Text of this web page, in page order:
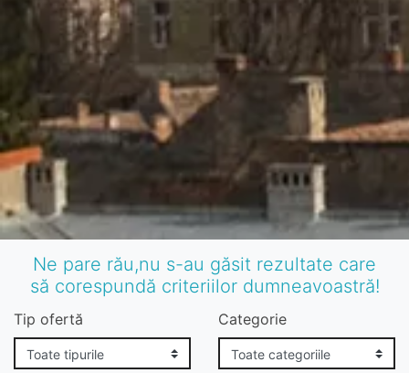
Ne pare rău,nu s-au găsit rezultate care
să corespundă criteriilor dumneavoastră!
Tip ofertă Categorie